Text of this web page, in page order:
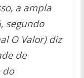
a ampla
segundo
O Valor) diz
de
do